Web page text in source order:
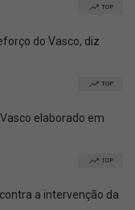
TOP
do Vasco, diz
TOP
elaborado em
TOP
a intervenção da